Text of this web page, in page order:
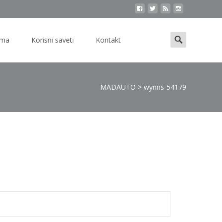
Korisni saveti Kontakt
Search
for:
MADAUTO > wynns-54179